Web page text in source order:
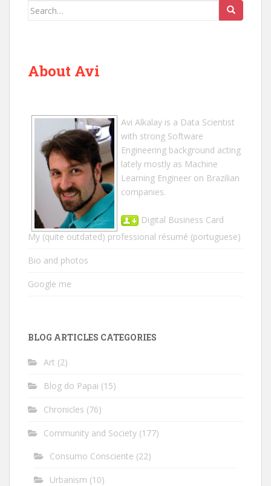
Search
About Avi
Avi Alkalay is a Data Scientist
with strong Software
Engineering background acting
lately mostly as Machine
Learning Engineer on Brazilian
companies.
Digital Business Card
My (quite outdated) professional résumé (portuguese)
Bio and photos
Google me
BLOG ARTICLES CATEGORIES
Art (2)
Blog do Papai (15)
Chronicles (76)
Community and Society (177)
Consumo Consciente (22)
Urbanism (10)